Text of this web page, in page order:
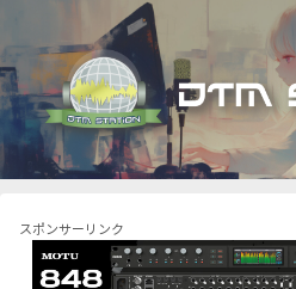
スポンサーリンク